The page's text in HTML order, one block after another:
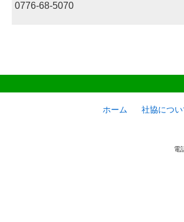
0776-68-5070
ホーム 社協につい
電